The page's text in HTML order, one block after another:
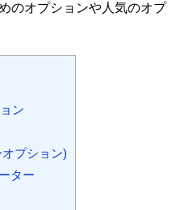
のオプションや人気のオプ
ン
プション)
ター